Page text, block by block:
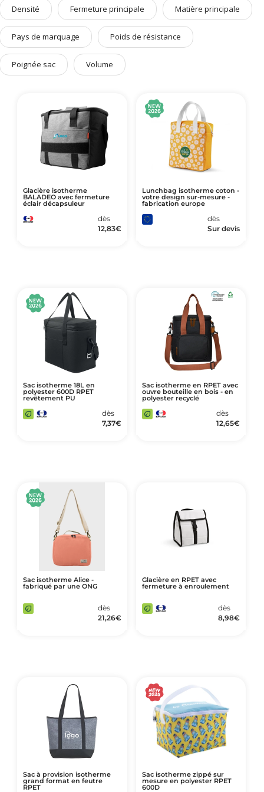
Art de Vivre à la Française
Plantes et Graines
Bien être & Sécurité
Sports, loisirs & jouets
PLV & Mobiliers Pub
Packaging sur-mesure
Temps Forts de l'Année
Evénement Entreprise
Densité Fermeture principale Matière principale
Pays de marquage Poids de résistance
Poignée sac Volume
Glacière isotherme
BALADEO avec fermeture
éclair décapsuleur
dès
12,83€
Lunchbag isotherme coton -
votre design sur-mesure -
fabrication europe
dès
Sur devis
Sac isotherme 18L en
polyester 600D RPET
revêtement PU
dès
7,37€
Sac isotherme en RPET avec
ouvre bouteille en bois - en
polyester recyclé
dès
12,65€
Sac isotherme Alice -
fabriqué par une ONG
dès
21,26€
Glacière en RPET avec
fermeture à enroulement
dès
8,98€
Sac à provision isotherme
grand format en feutre
RPET
Sac isotherme zippé sur
mesure en polyester RPET
600D